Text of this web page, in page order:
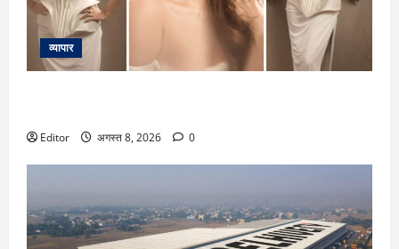
व्यापार
Editor अगस्त 8, 2026 0